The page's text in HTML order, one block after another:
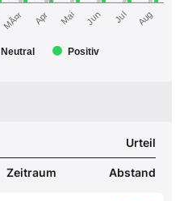
Neutral Positiv
MÃ¤r Apr Mai Jun Jul Aug
Urteil
Zeitraum Abstand